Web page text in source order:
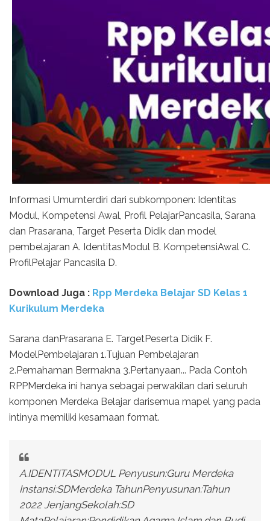
Informasi Umumterdiri dari subkomponen: Identitas
Modul, Kompetensi Awal, Profil PelajarPancasila, Sarana
dan Prasarana, Target Peserta Didik dan model
pembelajaran A. IdentitasModul B. KompetensiAwal C.
ProfilPelajar Pancasila D.
Download Juga : Rpp Merdeka Belajar SD Kelas 1
Kurikulum Merdeka
Sarana danPrasarana E. TargetPeserta Didik F.
ModelPembelajaran 1.Tujuan Pembelajaran
2.Pemahaman Bermakna 3.Pertanyaan... Pada Contoh
RPPMerdeka ini hanya sebagai perwakilan dari seluruh
komponen Merdeka Belajar darisemua mapel yang pada
intinya memiliki kesamaan format.
A.IDENTITASMODUL Penyusun:Guru Merdeka
Instansi:SDMerdeka TahunPenyusunan:Tahun
2022 JenjangSekolah:SD